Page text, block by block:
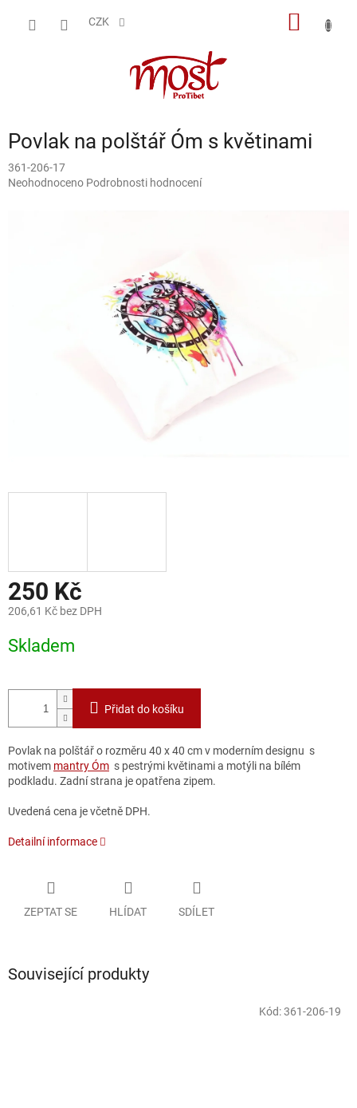
CZK
Povlak na polštář Óm s květinami
361-206-17
Průměrné
Neohodnoceno Podrobnosti hodnocení
250 Kč
206,61 Kč bez DPH
cena:
Skladem
Přidat do košíku
Povlak na polštář o rozměru 40 x 40 cm v moderním designu s
motivem mantry Óm s pestrými květinami a motýli na bílém
podkladu. Zadní strana je opatřena zipem.
Uvedená cena je včetně DPH.
Detailní informace
ZEPTAT SE HLÍDAT SDÍLET
Související produkty
Kód:361-206-19